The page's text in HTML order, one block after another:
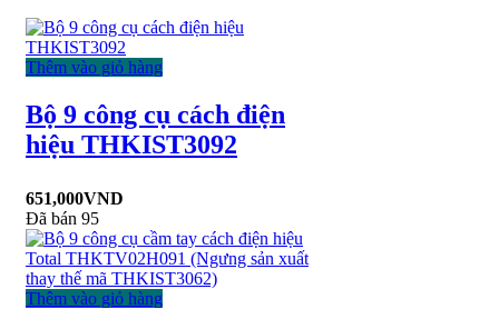
Thêm vào giỏ hàng
Bộ 9 công cụ cách điện
hiệu THKIST3092
651,000VND
Đã bán 95
Thêm vào giỏ hàng